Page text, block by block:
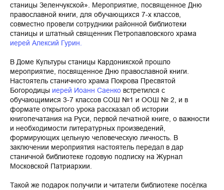
станицы Зеленчукской». Мероприятие, посвященное Дню
православной книги, для обучающихся 7-х классов,
совместно провели сотрудники районной библиотеки
станицы и штатный священник Петропавловского храма
иерей Алексий Гурин.
В Доме Культуры станицы Кардоникской прошло
мероприятие, посвященное Дню православной книги.
Настоятель станичного храма Покрова Пресвятой
Богородицы иерей Иоанн Саенко встретился с
обучающимися 3-7 классов СОШ №1 и ООШ № 2, и в
формате открытого урока рассказал об истории
книгопечатания на Руси, первой печатной книге, о важности
и необходимости литературных произведений,
формирующих цельную человеческую личность. В
заключении мероприятия настоятель передал в дар
станичной библиотеке годовую подписку на Журнал
Московской Патриархии.
Такой же подарок получили и читатели библиотеке посёлка